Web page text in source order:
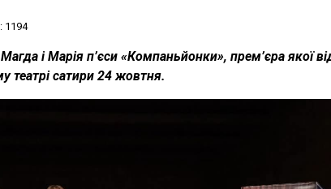
1194
і Марія п’єси «Компаньйонки», прем’єра якої
театрі сатири 24 жовтня.